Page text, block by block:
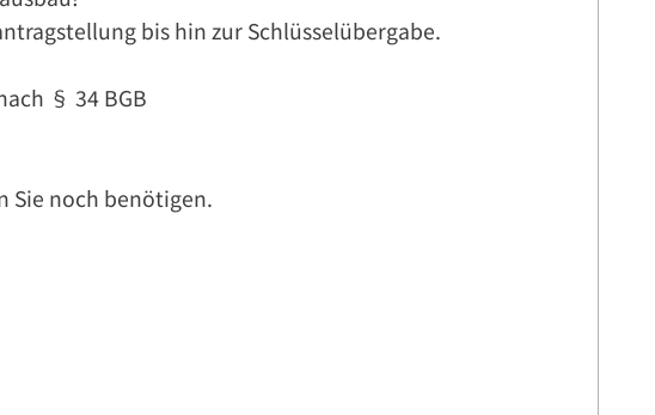
bis hin zur Schlüsselübergabe.
§ 34 BGB
Sie noch benötigen.